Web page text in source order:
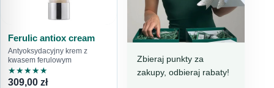
Ferulic antiox cream
Antyoksydacyjny krem z
kwasem ferulowym
★★★★★
309,00 zł
DOTTORE CLUB
Zbieraj punkty za
zakupy, odbieraj rabaty!